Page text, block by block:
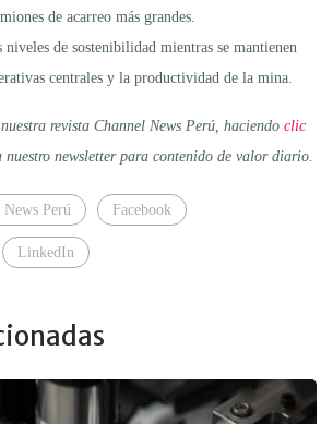
de acarreo más grandes.
de sostenibilidad mientras se mantienen
centrales y la productividad de la mina.
revista Channel News Perú, haciendo clic
newsletter para contenido de valor diario.
News Perú Facebook
LinkedIn